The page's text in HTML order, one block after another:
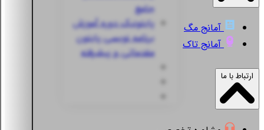
جامع
پایتونیکدوره آموزش
برنامه نویسی پایتون
مقدماتی و پیشرفته
آمانج مگ
آمانج تاک
ارتباط با ما